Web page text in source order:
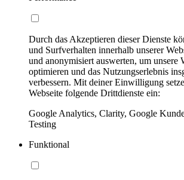
Durch das Akzeptieren dieser Dienste
und Surfverhalten innerhalb unserer
und anonymisiert auswerten, um unsere
optimieren und das Nutzungserlebnis
verbessern. Mit deiner Einwilligung
Webseite folgende Drittdienste ein:
Google Analytics, Clarity, Google
Testing
Funktional